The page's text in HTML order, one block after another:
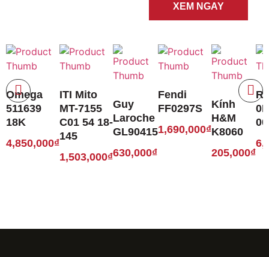
XEM NGAY
Omega
511639
18K
4,850,000₫
ITI Mito
MT-7155
C01 54 18-
145
1,503,000₫
Guy
Laroche
GL90415
630,000₫
Fendi
FF0297S
1,690,000₫
Kính
H&M
K8060
205,000₫